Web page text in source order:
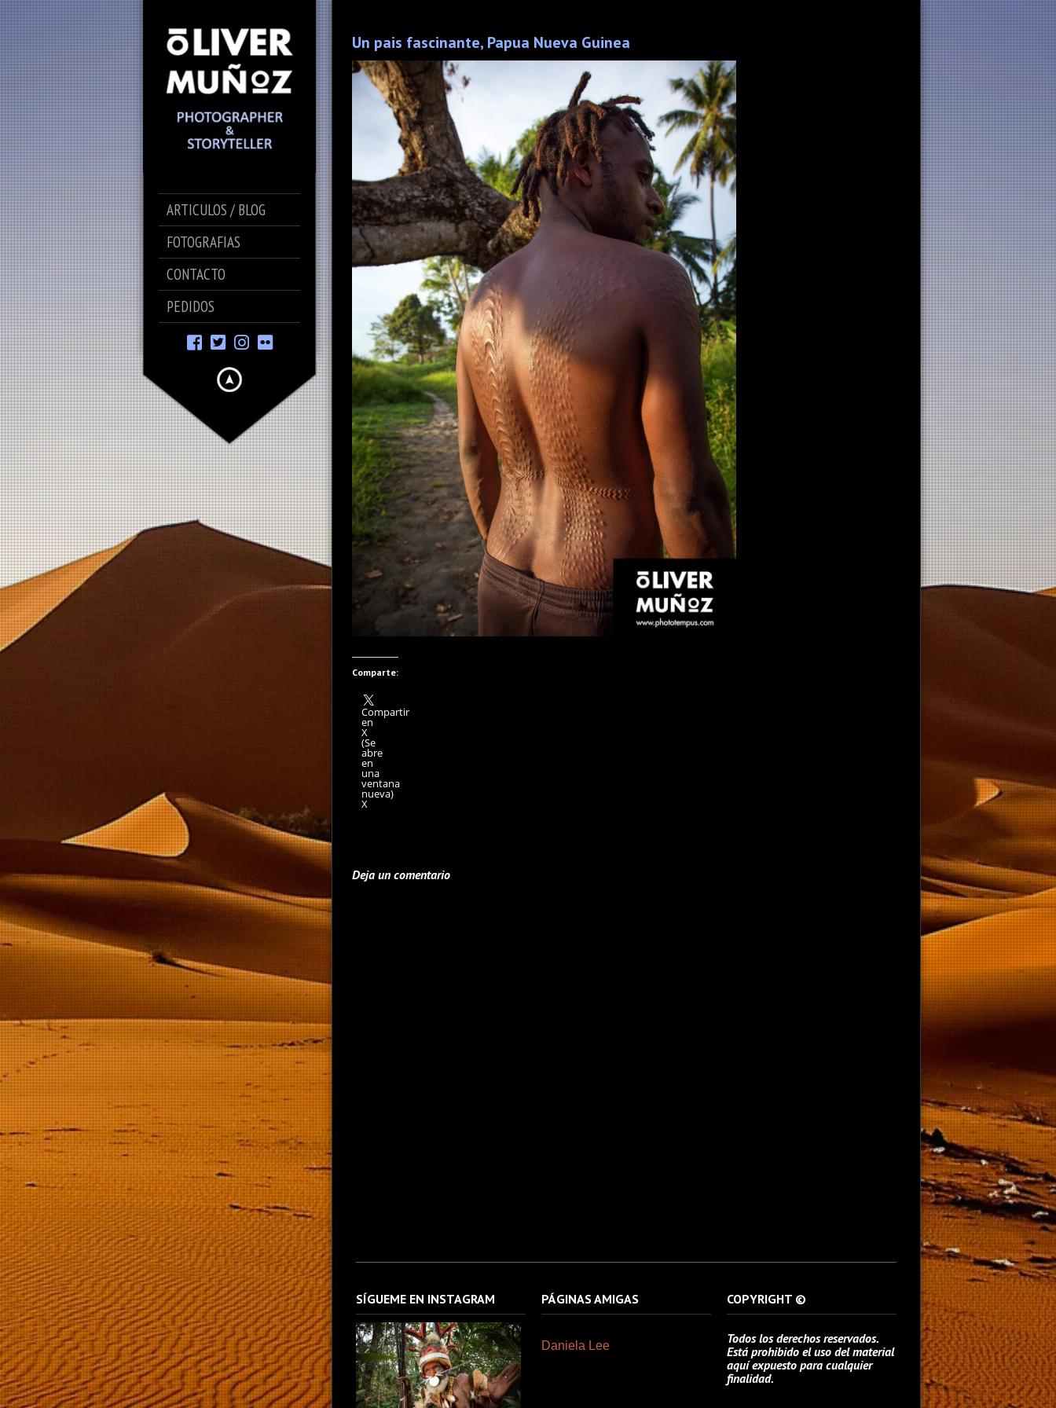
ARTICULOS / BLOG
FOTOGRAFIAS
CONTACTO
PEDIDOS
Un pais fascinante, Papua Nueva Guinea
Comparte:
Compartir
en
X
(Se
abre
en
una
ventana
nueva)
X
Deja un comentario
SÍGUEME EN INSTAGRAM PÁGINAS AMIGAS
Daniela Lee
COPYRIGHT ©
Todos los derechos reservados.
Está prohibido el uso del material
aquí expuesto para cualquier
finalidad.